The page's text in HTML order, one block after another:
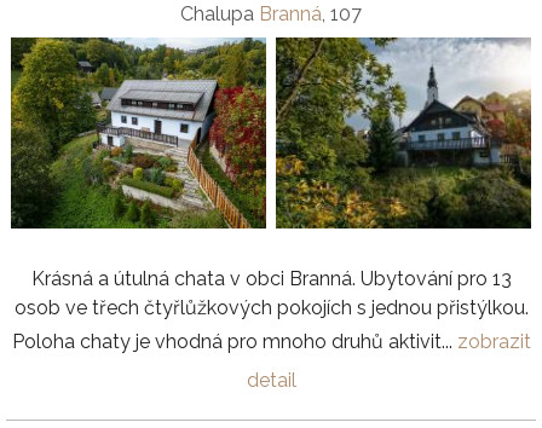
Chalupa Branná, 107
Krásná a útulná chata v obci Branná. Ubytování pro 13
osob ve třech čtyřlůžkových pokojích s jednou přistýlkou.
Poloha chaty je vhodná pro mnoho druhů aktivit... zobrazit
detail